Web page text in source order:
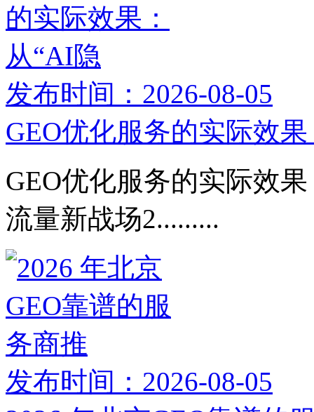
发布时间：2026-08-05
GEO优化服务的实际效
GEO优化服务的实际效
流量新战场2.........
发布时间：2026-08-05